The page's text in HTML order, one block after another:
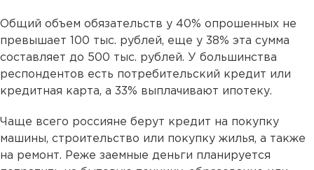
Общий объем обязательств у 40% опрошенных не
превышает 100 тыс. рублей, еще у 38% эта сумма
составляет до 500 тыс. рублей. У большинства
респондентов есть потребительский кредит или
кредитная карта, а 33% выплачивают ипотеку.
Чаще всего россияне берут кредит на покупку
машины, строительство или покупку жилья, а также
на ремонт. Реже заемные деньги планируется